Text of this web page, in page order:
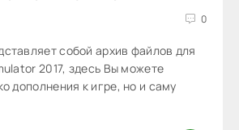
0
собой архив файлов для
2017, здесь Вы можете
дополнения к игре, но и саму